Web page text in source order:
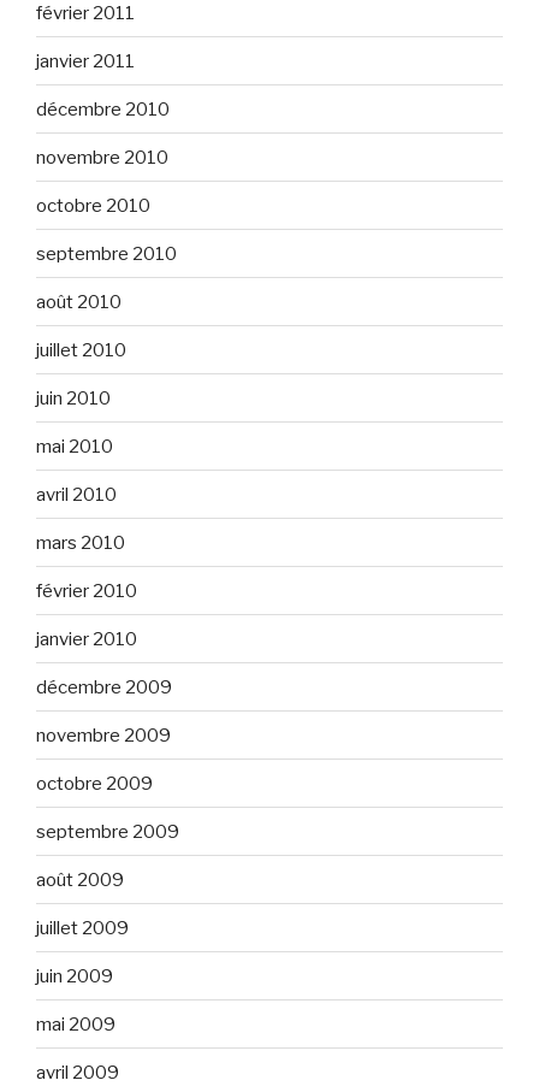
février 2011
janvier 2011
décembre 2010
novembre 2010
octobre 2010
septembre 2010
août 2010
juillet 2010
juin 2010
mai 2010
avril 2010
mars 2010
février 2010
janvier 2010
décembre 2009
novembre 2009
octobre 2009
septembre 2009
août 2009
juillet 2009
juin 2009
mai 2009
avril 2009